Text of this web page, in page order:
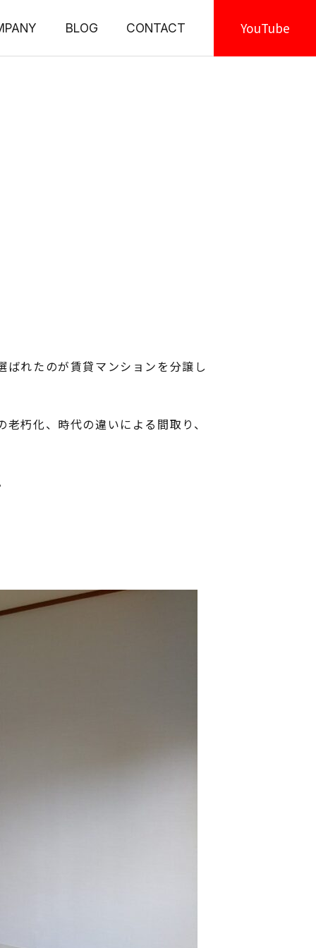
BLOG CONTACT YouTube
れたのが賃貸マンションを分譲し
朽化、時代の違いによる間取り、